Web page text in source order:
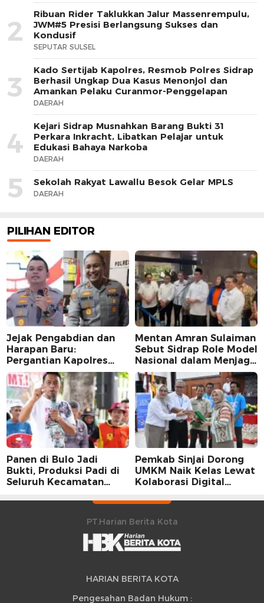
2
Ribuan Rider Taklukkan Jalur Massenrempulu,
JWM#5 Presisi Berlangsung Sukses dan
Kondusif
SEPUTAR SULSEL
3
Kado Sertijab Kapolres, Resmob Polres Sidrap
Berhasil Ungkap Dua Kasus Menonjol dan
Amankan Pelaku Curanmor-Penggelapan
DAERAH
4
Kejari Sidrap Musnahkan Barang Bukti 31
Perkara Inkracht, Libatkan Pelajar untuk
Edukasi Bahaya Narkoba
DAERAH
5 Sekolah Rakyat Lawallu Besok Gelar MPLS
DAERAH
PILIHAN EDITOR
Jejak Pengabdian dan
Harapan Baru:
Pergantian Kapolres
Sidrap dalam Perspektif
Karier Dua Perwira
Mentan Amran Sulaiman
Sebut Sidrap Role Model
Nasional dalam Menjaga
Stabilitas Harga Telur
Panen di Bulo Jadi
Bukti, Produksi Padi di
Seluruh Kecamatan
Peningkatan
Pemkab Sinjai Dorong
UMKM Naik Kelas Lewat
Kolaborasi Digital
PT.Harian Berita Kota
HARIAN BERITA KOTA
Pengesahan Badan Hukum :